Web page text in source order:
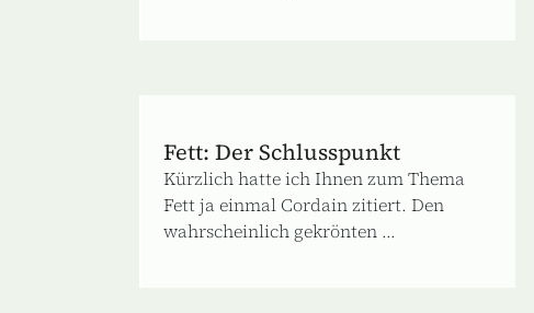
Fett: Der Schlusspunkt
Kürzlich hatte ich Ihnen zum Thema
Fett ja einmal Cordain zitiert. Den
wahrscheinlich gekrönten ...